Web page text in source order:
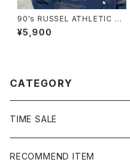
90's RUSSEL ATHLETIC ラ
ッセルアスレチック UCD ワッ
ペンカレッジロゴ ブリーチ加
¥5,900
CATEGORY
TIME SALE
RECOMMEND ITEM